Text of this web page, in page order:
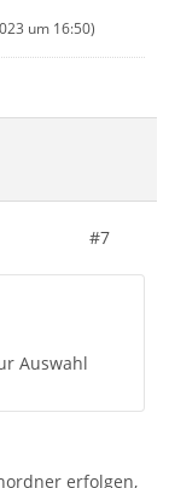
um 16:50)
#7
Auswahl
erfolgen,